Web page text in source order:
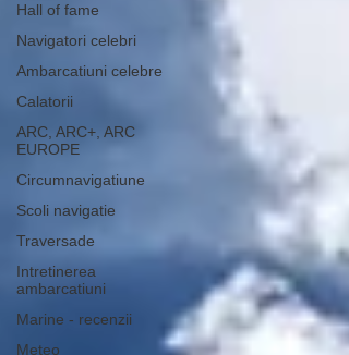
Hall of fame
Navigatori celebri
Ambarcatiuni celebre
Calatorii
ARC, ARC+, ARC
EUROPE
Circumnavigatiune
Scoli navigatie
Traversade
Intretinerea
ambarcatiuni
Marine - recenzii
Meteo